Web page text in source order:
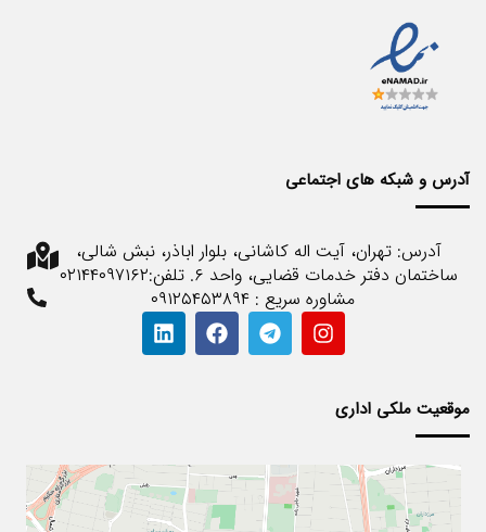
آدرس و شبکه های اجتماعی
آدرس: تهران، آیت اله کاشانی، بلوار اباذر، نبش شالی،
ساختمان دفتر خدمات قضایی، واحد ۶. تلفن:۰۲۱۴۴۰۹۷۱۶۲
مشاوره سریع : ۰۹۱۲۵۴۵۳۸۹۴
موقعیت ملکی اداری